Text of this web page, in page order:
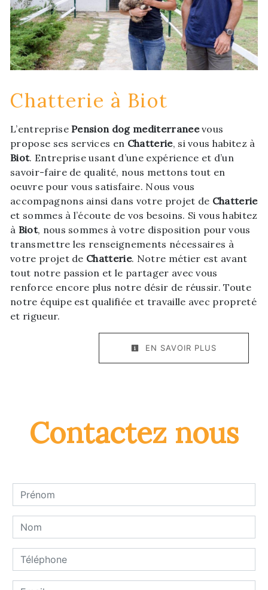
Chatterie à Biot
L’entreprisePension dog mediterraneevous
propose ses services en Chatterie, si vous habitez à
Biot. Entreprise usant d’une expérience et d’un
savoir-faire de qualité, nous mettons tout en
oeuvre pour vous satisfaire. Nous vous
accompagnons ainsi dans votre projet de Chatterie
et sommes à l’écoute de vos besoins. Si vous habitez
à Biot, nous sommes à votre disposition pour vous
transmettre les renseignements nécessaires à
votre projet de Chatterie. Notre métier est avant
tout notre passion et le partager avec vous
renforce encore plus notre désir de réussir. Toute
notre équipe est qualifiée et travaille avec propreté
et rigueur.
EN SAVOIR PLUS
Contactez nous